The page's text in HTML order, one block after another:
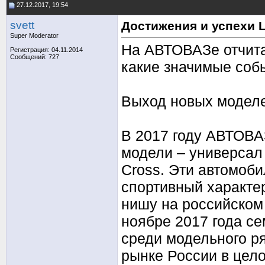
27.12.2017, 19:54
svett
Super Moderator
Регистрация: 04.11.2014
Сообщений: 727
Достижения и успехи
На АВТОВАЗе
какие значимые
Выход новых
В 2017 году
модели –
Cross. Эти
спортивный
нишу на
ноябре 2017 года
среди модельного
рынке России в